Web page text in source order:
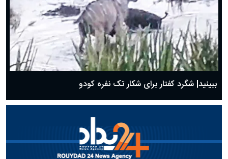
ببینید| شگرد کفتار برای شکار تک نفره کودو